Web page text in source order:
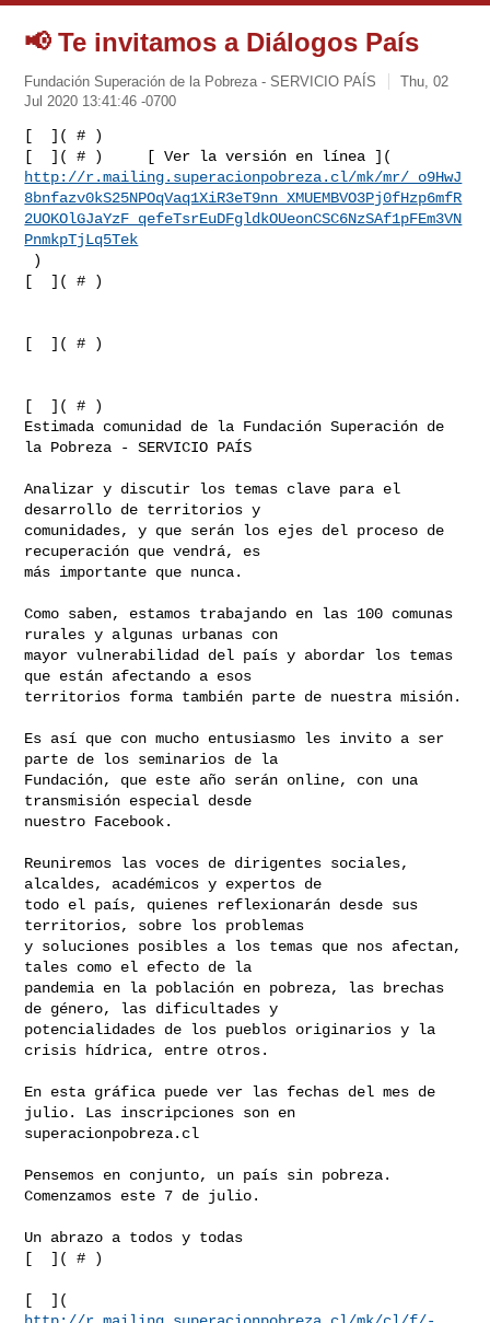
📢 Te invitamos a Diálogos País
Fundación Superación de la Pobreza - SERVICIO PAÍS
Thu, 02
Jul 2020 13:41:46 -0700
[  ]( # )
http://r.mailing.superacionpobreza.cl/mk/mr/_o9HwJ
8bnfazv0kS25NPOqVaq1XiR3eT9nn_XMUEMBVO3Pj0fHzp6mfR
2UOKOlGJaYzF_qefeTsrEuDFgldkOUeonCSC6NzSAf1pFEm3VN
PnmkpTjLq5Tek
[  ]( # )
[  ]( # )
[  ]( # )
Estimada comunidad de la Fundación Superación de
la Pobreza - SERVICIO PAÍS
Analizar y discutir los temas clave para el
desarrollo de territorios y
comunidades, y que serán los ejes del proceso de
recuperación que vendrá, es
más importante que nunca.
Como saben, estamos trabajando en las 100 comunas
rurales y algunas urbanas con
mayor vulnerabilidad del país y abordar los temas
que están afectando a esos
territorios forma también parte de nuestra misión.
Es así que con mucho entusiasmo les invito a ser
parte de los seminarios de la
Fundación, que este año serán online, con una
transmisión especial desde
nuestro Facebook.
Reuniremos las voces de dirigentes sociales,
alcaldes, académicos y expertos de
todo el país, quienes reflexionarán desde sus
territorios, sobre los problemas
y soluciones posibles a los temas que nos afectan,
tales como el efecto de la
pandemia en la población en pobreza, las brechas
de género, las dificultades y
potencialidades de los pueblos originarios y la
crisis hídrica, entre otros.
En esta gráfica puede ver las fechas del mes de
julio. Las inscripciones son en
superacionpobreza.cl
Pensemos en conjunto, un país sin pobreza.
Comenzamos este 7 de julio.
Un abrazo a todos y todas
[  ]( # )